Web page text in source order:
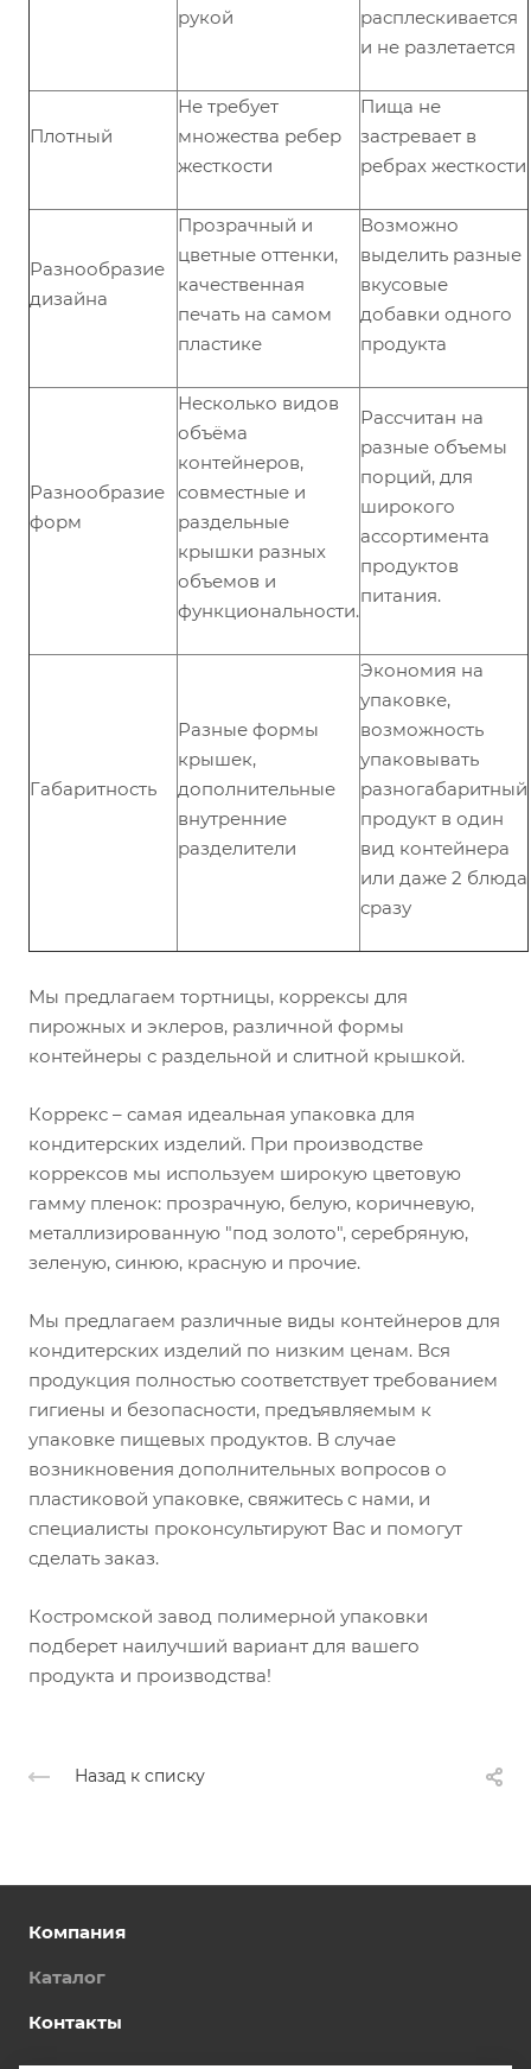
рукой
расплескивается
и не разлетается
Плотный
Не требует
множества ребер
жесткости
Пища не
застревает в
ребрах жесткости
Разнообразие
дизайна
Прозрачный и
цветные оттенки,
качественная
печать на самом
пластике
Возможно
выделить разные
вкусовые
добавки одного
продукта
Разнообразие
форм
Несколько видов
объёма
контейнеров,
совместные и
раздельные
крышки разных
объемов и
функциональности.
Рассчитан на
разные объемы
порций, для
широкого
ассортимента
продуктов
питания.
Габаритность
Разные формы
крышек,
дополнительные
внутренние
разделители
Экономия на
упаковке,
возможность
упаковывать
разногабаритный
продукт в один
вид контейнера
или даже 2 блюда
сразу
Мы предлагаем тортницы, коррексы для
пирожных и эклеров, различной формы
контейнеры с раздельной и слитной крышкой.
Коррекс – самая идеальная упаковка для
кондитерских изделий. При производстве
коррексов мы используем широкую цветовую
гамму пленок: прозрачную, белую, коричневую,
металлизированную "под золото", серебряную,
зеленую, синюю, красную и прочие.
Мы предлагаем различные виды контейнеров для
кондитерских изделий по низким ценам. Вся
продукция полностью соответствует требованием
гигиены и безопасности, предъявляемым к
упаковке пищевых продуктов. В случае
возникновения дополнительных вопросов о
пластиковой упаковке, свяжитесь с нами, и
специалисты проконсультируют Вас и помогут
сделать заказ.
Костромской завод полимерной упаковки
подберет наилучший вариант для вашего
продукта и производства!
Назад к списку
Компания
Каталог
Контакты